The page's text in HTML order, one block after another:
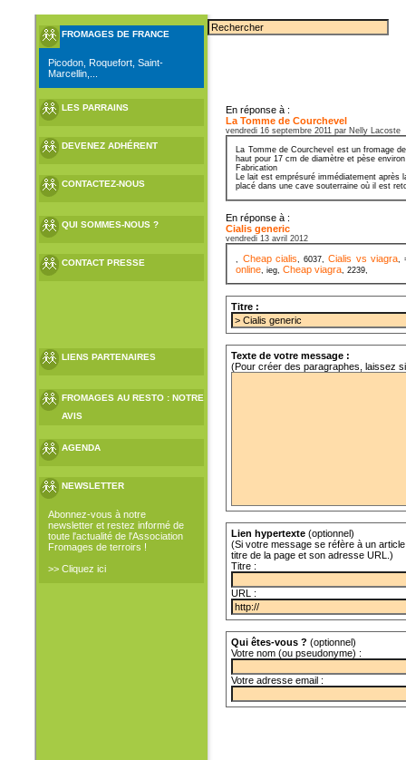
FROMAGES DE FRANCE
Picodon, Roquefort, Saint-
Marcellin,...
LES PARRAINS
DEVENEZ ADHÉRENT
CONTACTEZ-NOUS
QUI SOMMES-NOUS ?
CONTACT PRESSE
LIENS PARTENAIRES
FROMAGES AU RESTO : NOTRE
AVIS
AGENDA
NEWSLETTER
Abonnez-vous à notre
newsletter et restez informé de
toute l'actualité de l'Association
Fromages de terroirs !
>> Cliquez ici
En réponse à :
La Tomme de Courchevel
vendredi 16 septembre 2011 par Nelly Lacoste
La Tomme de Courchevel est un fromage
haut pour 17 cm de diamètre et pèse
Fabrication
Le lait est emprésuré immédiatement
placé dans une cave souterraine où il est
En réponse à :
Cialis generic
vendredi 13 avril 2012
, Cheap cialis, 6037,Cialis vs viagra,
online, ieg,Cheap viagra, 2239,
Titre :
Texte de votre message :
(Pour créer des paragraphes, laissez
Lien hypertexte (optionnel)
(Si votre message se réfère à un
titre de la page et son adresse URL.)
Titre :
URL :
Qui êtes-vous ? (optionnel)
Votre nom (ou pseudonyme) :
Votre adresse email :